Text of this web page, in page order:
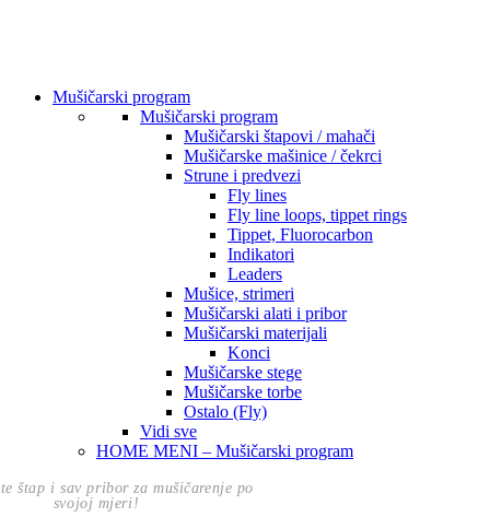
Mušičarski program
Mušičarski program
Mušičarski štapovi / mahači
Mušičarske mašinice / čekrci
Strune i predvezi
Fly lines
Fly line loops, tippet rings
Tippet, Fluorocarbon
Indikatori
Leaders
Mušice, strimeri
Mušičarski alati i pribor
Mušičarski materijali
Konci
Mušičarske stege
Mušičarske torbe
Ostalo (Fly)
Vidi sve
HOME MENI – Mušičarski program
štap i sav pribor za mušičarenje po
svojoj mjeri!